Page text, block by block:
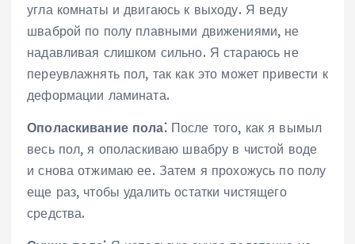
угла комнаты и двигаюсь к выходу. Я веду
шваброй по полу плавными движениями, не
надавливая слишком сильно. Я стараюсь не
переувлажнять пол, так как это может привести к
деформации ламината.
Ополаскивание пола⁚После того, как я вымыл
весь пол, я ополаскиваю швабру в чистой воде
и снова отжимаю ее. Затем я прохожусь по полу
еще раз, чтобы удалить остатки чистящего
средства.